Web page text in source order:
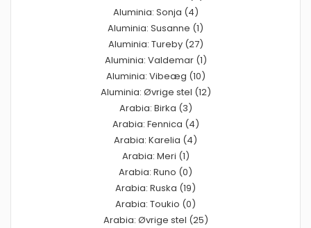
Aluminia: Sonja (4)
Aluminia: Susanne (1)
Aluminia: Tureby (27)
Aluminia: Valdemar (1)
Aluminia: Vibeæg (10)
Aluminia: Øvrige stel (12)
Arabia: Birka (3)
Arabia: Fennica (4)
Arabia: Karelia (4)
Arabia: Meri (1)
Arabia: Runo (0)
Arabia: Ruska (19)
Arabia: Toukio (0)
Arabia: Øvrige stel (25)